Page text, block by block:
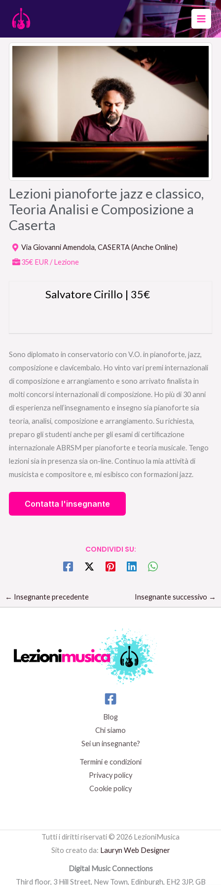
Lezioni pianoforte jazz e classico,
Teoria Analisi e Composizione a
Caserta
Via Giovanni Amendola, CASERTA (Anche Online)
35€ EUR / Lezione
Salvatore Cirillo | 35€
Sono diplomato in conservatorio con V.O. in pianoforte, jazz,
composizione e clavicembalo. Ho vinto vari premi internazionali
di composizione e arrangiamento e sono arrivato finalista in
molti concorsi internazionali di composizione. Ho più di 30 anni
di esperienza nell’insegnamento e insegno sia pianoforte sia
teoria, analisi, composizione e arrangiamento. Su richiesta,
preparo gli studenti anche per gli esami di certificazione
internazionale ABRSM per pianoforte e teoria musicale. Tengo
lezioni sia in presenza sia on-line. Continuo la mia attività di
musicista e compositore e, mi esibisco con formazioni jazz.
CONDIVIDI SU:
← Insegnante precedente Insegnante successivo →
Blog
Chi siamo
Sei un insegnante?
Termini e condizioni
Privacy policy
Cookie policy
Tutti i diritti riservati © 2026 LezioniMusica
Sito creato da: Lauryn Web Designer
Digital Music Connections
Third floor, 3 Hill Street, New Town, Edinburgh, EH2 3JP, GB